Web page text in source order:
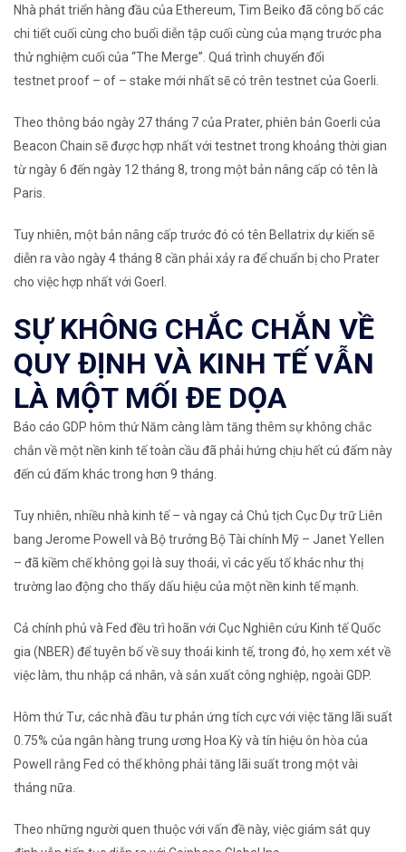
Nhà phát triển hàng đầu của Ethereum, Tim Beiko đã công bố các
chi tiết cuối cùng cho buổi diễn tập cuối cùng của mạng trước pha
thử nghiệm cuối của“The Merge”. Quá trình chuyển đổi
testnetproof – of – stake mới nhất sẽ có trên testnet của Goerli.
Theo thông báo ngày 27 tháng 7 của Prater, phiên bản Goerli của
Beacon Chain sẽ được hợp nhất với testnet trong khoảng thời gian
từ ngày 6 đến ngày 12 tháng 8, trong một bản nâng cấp có tên là
Paris.
Tuy nhiên, một bản nâng cấp trước đó có tên Bellatrix dự kiến ​​sẽ
diễn ra vào ngày 4 tháng 8 cần phải xảy ra để chuẩn bị cho Prater
cho việc hợp nhất với Goerl.
SỰ KHÔNG CHẮC CHẮN VỀ
QUY ĐỊNH VÀ KINH TẾ VẪN
LÀ MỘT MỐI ĐE DỌA
Báo cáo GDP hôm thứ Năm càng làm tăng thêm sự không chắc
chắn về một nền kinh tế toàn cầu đã phải hứng chịu hết cú đấm này
đến cú đấm khác trong hơn 9 tháng.
Tuy nhiên, nhiều nhà kinh tế – và ngay cả Chủ tịch Cục Dự trữ Liên
bang Jerome Powell và Bộ trưởng Bộ Tài chính Mỹ – Janet Yellen
– đã kiềm chế không gọi là suy thoái, vì các yếu tố khác như thị
trường lao động cho thấy dấu hiệu của một nền kinh tế mạnh.
Cả chính phủ và Fed đều trì hoãn với Cục Nghiên cứu Kinh tế Quốc
gia (NBER) để tuyên bố về suy thoái kinh tế, trong đó, họ xem xét về
việc làm, thu nhập cá nhân, và sản xuất công nghiệp, ngoài GDP.
Hôm thứ Tư, các nhà đầu tư phản ứng tích cực với việc tăng lãi suất
0.75% của ngân hàng trung ương Hoa Kỳ và tín hiệu ôn hòa của
Powell rằng Fed có thể không phải tăng lãi suất trong một vài
tháng nữa.
Theo những người quen thuộc với vấn đề này, việcgiám sát quy